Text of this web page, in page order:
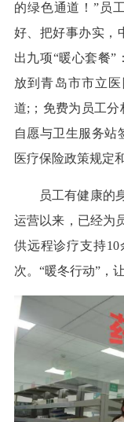
的绿色通道！”员
好、把好事办实，
出九项“暖心套餐”
放到青岛市市立
道;；免费为员工
自愿与卫生服务站
医疗保险政策规定
员工有健康的
运营以来，已经为
供远程诊疗支持
次。“暖冬行动”，